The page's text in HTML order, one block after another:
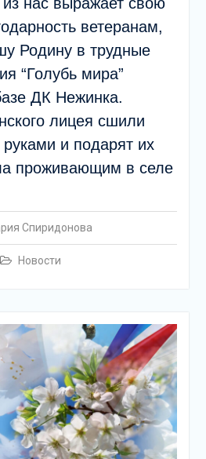
ветеранам,
Родину в трудные
“Голубь мира”
ДК Нежинка.
лицея сшили
и подарят их
проживающим в селе
Спиридонова
Новости